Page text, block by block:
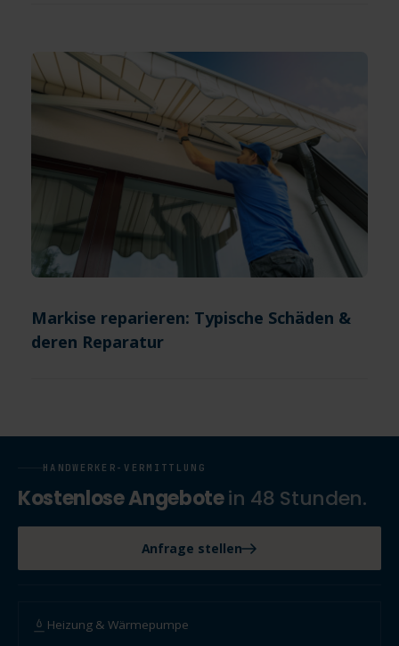
Markise reparieren: Typische Schäden &
deren Reparatur
HANDWERKER-VERMITTLUNG
Kostenlose Angebotein 48 Stunden.
Anfrage stellen
Heizung & Wärmepumpe